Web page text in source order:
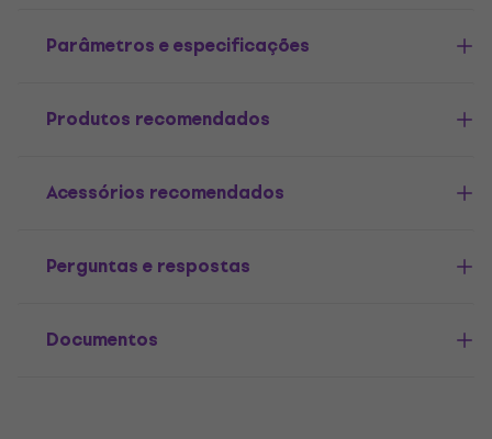
Parâmetros e especificações
Produtos recomendados
Acessórios recomendados
Perguntas e respostas
Documentos